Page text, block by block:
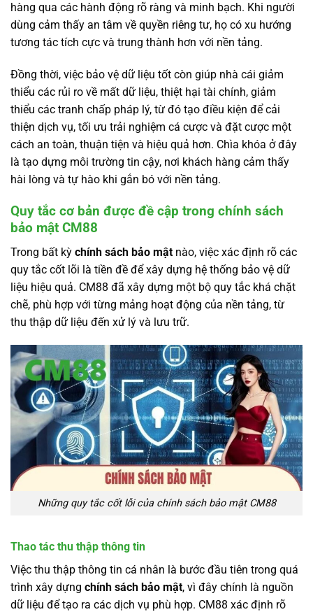
hàng qua các hành động rõ ràng và minh bạch. Khi người
dùng cảm thấy an tâm về quyền riêng tư, họ có xu hướng
tương tác tích cực và trung thành hơn với nền tảng.
Đồng thời, việc bảo vệ dữ liệu tốt còn giúp nhà cái giảm
thiểu các rủi ro về mất dữ liệu, thiệt hại tài chính, giảm
thiểu các tranh chấp pháp lý, từ đó tạo điều kiện để cải
thiện dịch vụ, tối ưu trải nghiệm cá cược và đặt cược một
cách an toàn, thuận tiện và hiệu quả hơn. Chìa khóa ở đây
là tạo dựng môi trường tin cậy, nơi khách hàng cảm thấy
hài lòng và tự hào khi gắn bó với nền tảng.
Quy tắc cơ bản được đề cập trong chính sách
bảo mật CM88
Trong bất kỳ chính sách bảo mật nào, việc xác định rõ các
quy tắc cốt lõi là tiền đề để xây dựng hệ thống bảo vệ dữ
liệu hiệu quả. CM88 đã xây dựng một bộ quy tắc khá chặt
chẽ, phù hợp với từng mảng hoạt động của nền tảng, từ
thu thập dữ liệu đến xử lý và lưu trữ.
Những quy tắc cốt lỗi của chính sách bảo mật CM88
Thao tác thu thập thông tin
Việc thu thập thông tin cá nhân là bước đầu tiên trong quá
trình xây dựng chính sách bảo mật, vì đây chính là nguồn
dữ liệu để tạo ra các dịch vụ phù hợp. CM88 xác định rõ